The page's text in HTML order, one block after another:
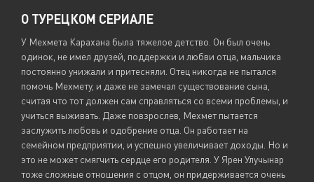
О ТУРЕЦКОМ СЕРИАЛЕ
У Мехмета Карахана была тяжелое детство. Он был очень
одинок, не имел друзей, поддержки и любви отца, мальчика
постоянно унижали и притесняли. Отец никогда не пытался
помочь Мехмету, и даже не замечал существование сына,
считая что тот должен сам справляться со всеми проблемы, и
учиться выживать. Даже повзрослев, Мехмет пытается
заслужить любовь и одобрение отца. Он работает на
семейном предприятии, и успешно увеличивает доходы. Но и
это не может смягчить сердце его родителя. У Ярен Улучынар
тоже сложные отношения с отцом, он придерживается очень